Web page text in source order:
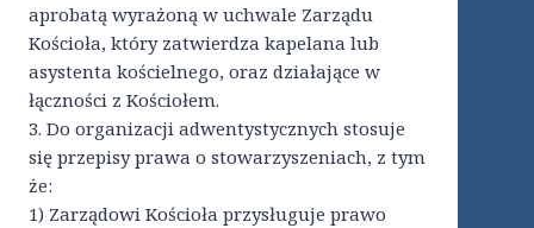
aprobatą wyrażoną w uchwale Zarządu
Kościoła, który zatwierdza kapelana lub
asystenta kościelnego, oraz działające w
łączności z Kościołem.
3. Do organizacji adwentystycznych stosuje
się przepisy prawa o stowarzyszeniach, z tym
że:
1) Zarządowi Kościoła przysługuje prawo